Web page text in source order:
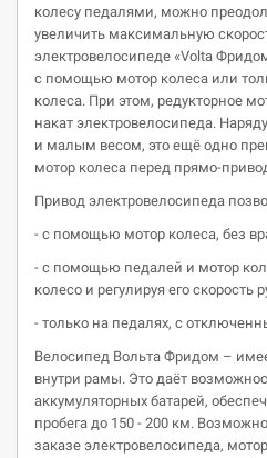
колесу педалями, можно
увеличить максимальную
электровелосипеде «Volta
с помощью мотор колеса или
колеса. При этом, редукторное
накат электровелосипеда.
и малым весом, это ещё одно
мотор колеса перед прямо-
Привод электровелосипеда
- с помощью мотор колеса, без
- с помощью педалей и мотор
колесо и регулируя его скорость
- только на педалях, с
Велосипед Вольта Фридом –
внутри рамы. Это даёт
аккумуляторных батарей,
пробега до 150 - 200 км.
заказе электровелосипеда,